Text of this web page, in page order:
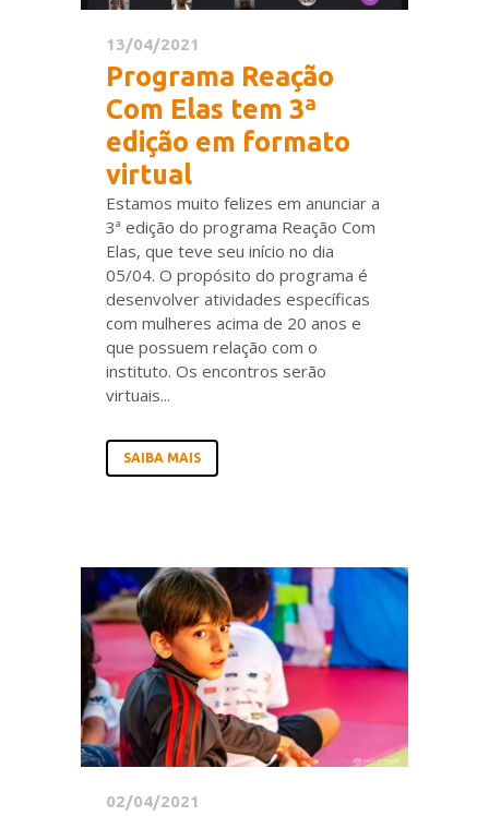
13/04/2021
Programa Reação
Com Elas tem 3ª
edição em formato
virtual
Estamos muito felizes em anunciar a
3ª edição do programa Reação Com
Elas, que teve seu início no dia
05/04. O propósito do programa é
desenvolver atividades específicas
com mulheres acima de 20 anos e
que possuem relação com o
instituto. Os encontros serão
virtuais...
SAIBA MAIS
02/04/2021